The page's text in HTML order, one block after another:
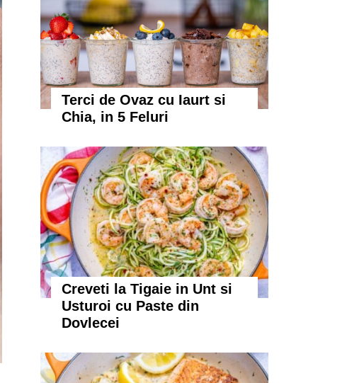
Terci de Ovaz cu Iaurt si
Chia, in 5 Feluri
Creveti la Tigaie in Unt si
Usturoi cu Paste din
Dovlecei